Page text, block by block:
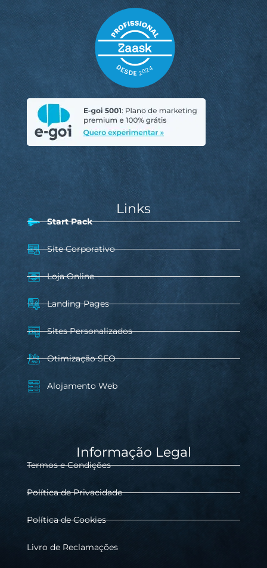
Links
Start Pack
Site Corporativo
Loja Online
Landing Pages
Sites Personalizados
Otimização SEO
Alojamento Web
Informação Legal
Termos e Condições
Política de Privacidade
Política de Cookies
Livro de Reclamações